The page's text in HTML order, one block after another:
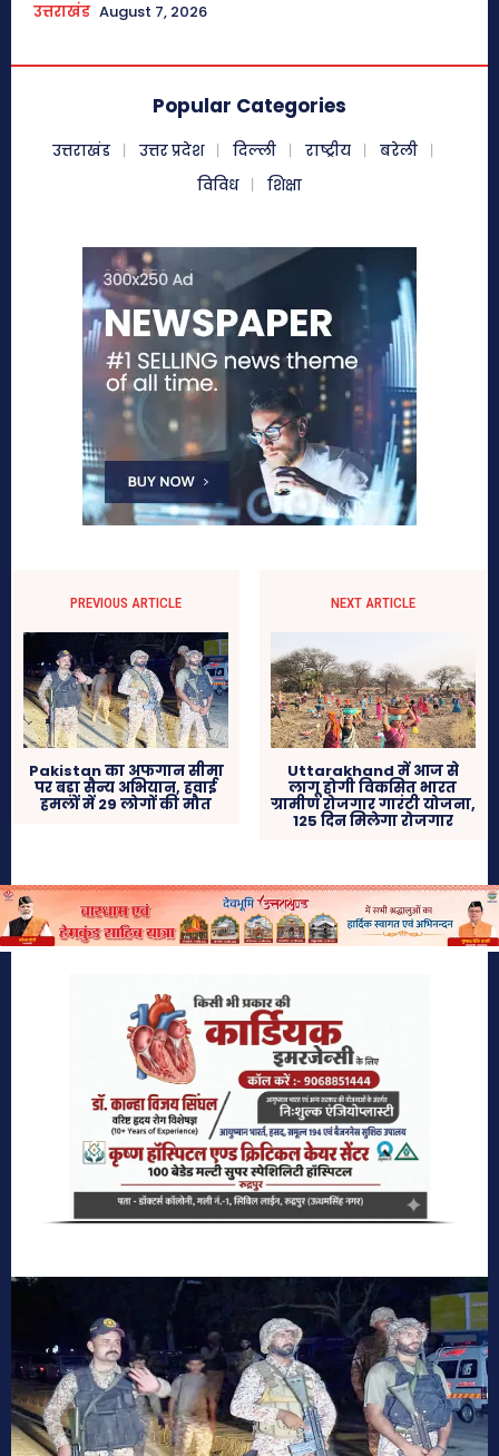
उत्तराखंड August 7, 2026
Popular Categories
उत्तराखंड उत्तर प्रदेश दिल्ली राष्ट्रीय
बरेली
विविध
शिक्षा
PREVIOUS ARTICLE
Pakistan का अफगान सीमा
पर बड़ा सैन्य अभियान, हवाई
हमलों में 29 लोगों की मौत
NEXT ARTICLE
Uttarakhand में आज से
लागू होगी विकसित भारत
ग्रामीण रोजगार गारंटी योजना,
125 दिन मिलेगा रोजगार